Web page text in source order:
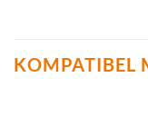
KOMPATIBEL